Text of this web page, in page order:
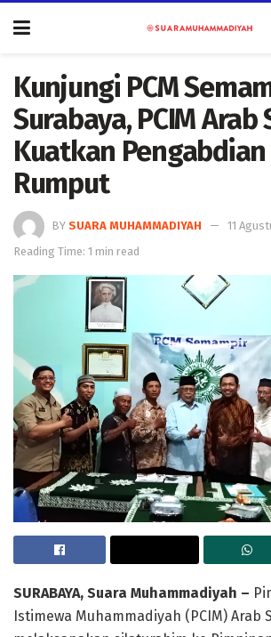
Kunjungi PCM
Surabaya, PCIM Arab
Kuatkan
Rumput
BY SUARA MUHAMMADIYAH
11
Reading Time: 1 min read
SURABAYA, Suara Muhammadiyah –
Istimewa Muhammadiyah (PCIM) Arab